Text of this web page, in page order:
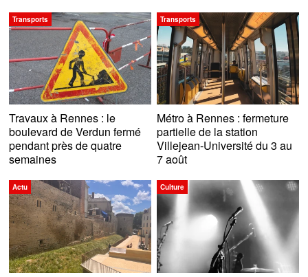
Transports
Travaux à Rennes : le
boulevard de Verdun fermé
pendant près de quatre
semaines
Transports
Métro à Rennes : fermeture
partielle de la station
Villejean-Université du 3 au
7 août
Actu Culture